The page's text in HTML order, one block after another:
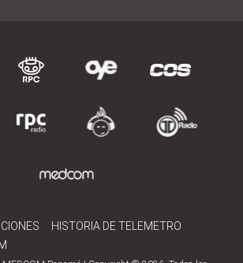
HISTORIA DE TELEMETRO